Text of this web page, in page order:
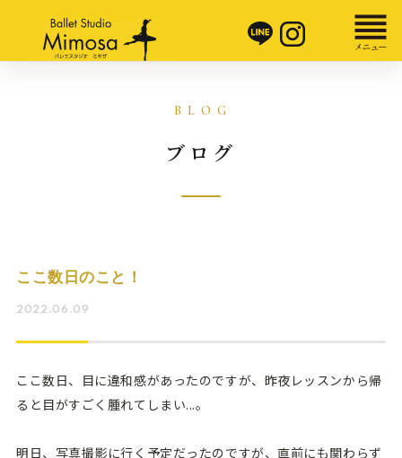
ブログ
ここ数日のこと！
2022.06.09
ここ数日、目に違和感があったのですが、昨夜レッスンから帰
ると目がすごく腫れてしまい...。
明日、写真撮影に行く予定だったのですが、直前にも関わらず